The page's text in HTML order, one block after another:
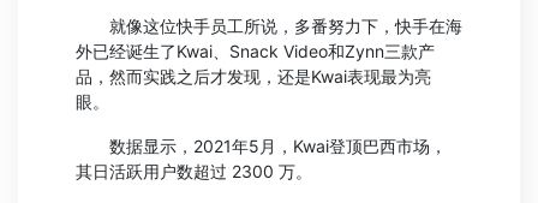
就像这位快手员工所说，多番努力下，快手在海
外已经诞生了Kwai、Snack Video和Zynn三款产
品，然而实践之后才发现，还是Kwai表现最为亮
眼。
数据显示，2021年5月，Kwai登顶巴西市场，
其日活跃用户数超过 2300 万。